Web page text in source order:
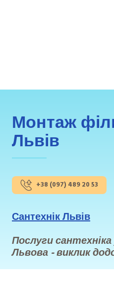
Монтаж
Львів
+38 (097) 489 20 53
Сантехнік Львів
Послуги сантехніка
Львова - виклик